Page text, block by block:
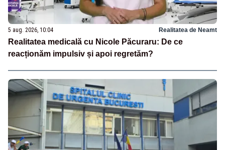
5 aug. 2026, 10:04 Realitatea de Neamt
Realitatea medicală cu Nicole Păcuraru: De ce
reacționăm impulsiv și apoi regretăm?